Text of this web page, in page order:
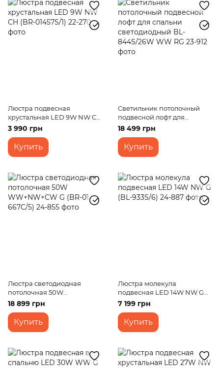
Люстра подвесная
хрустальная LED 9W NW CH
(BR-01457S/1)
3 990 грн
Купить
Светильник потолочный
подвесной лофт для
спальни светодиодный BL-
844S/26W WW RG
18 499 грн
Купить
Люстра светодиодная
потолочная 50W
WW+NW+CW G (BR-01
18 899 грн
Купить
Люстра молекула
подвесная LED 14W NW G
(BL-933S/6)
7 199 грн
Купить